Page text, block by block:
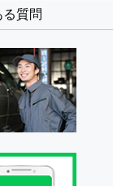
る質問